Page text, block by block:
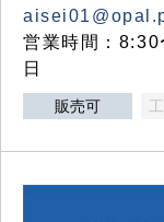
営業時間：
日
販売可